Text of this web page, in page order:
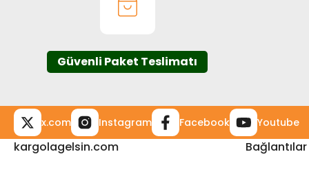
Ürün fiyatı diğer sitelerden daha pahalı.
Güvenli Paket Teslimatı
x.com Instagram Facebook Youtube
kargolagelsin.com Bağlantılar